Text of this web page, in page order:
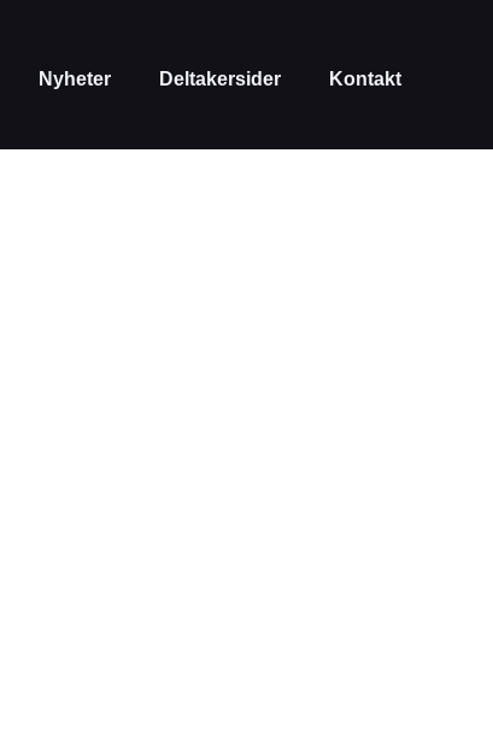
Nyheter Deltakersider Kontakt